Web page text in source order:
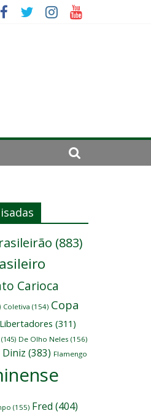
(883)
Carioca
Coletiva (154) Copa
(311)
(145) De Olho Neles (156)
Diniz (383) Flamengo
(155) Fred (404)